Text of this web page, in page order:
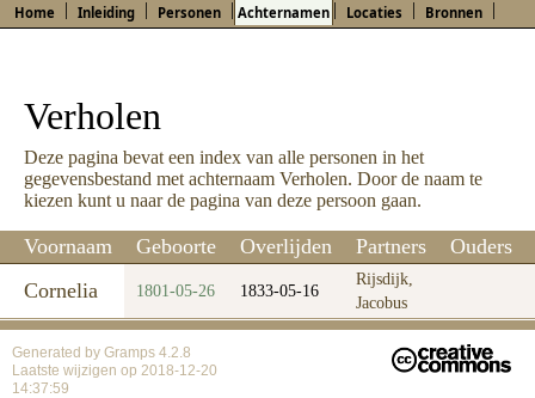
Home Inleiding Personen Achternamen Locaties Bronnen
Verholen
Deze pagina bevat een index van alle personen in het
gegevensbestand met achternaam Verholen. Door de naam te
kiezen kunt u naar de pagina van deze persoon gaan.
Voornaam Geboorte Overlijden Partners
Ouders
Cornelia
1801-05-26 1833-05-16
Rijsdijk,
Jacobus
Generated by Gramps 4.2.8
Laatste wijzigen op 2018-12-20
14:37:59